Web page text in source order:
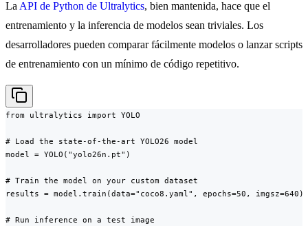
La API de Python de Ultralytics, bien mantenida, hace que el
entrenamiento y la inferencia de modelos sean triviales. Los
desarrolladores pueden comparar fácilmente modelos o lanzar scripts
de entrenamiento con un mínimo de código repetitivo.
from ultralytics import YOLO
# Load the state-of-the-art YOLO26 model
model = YOLO("yolo26n.pt")
# Train the model on your custom dataset
results = model.train(data="coco8.yaml", epochs=50, imgsz=640)
# Run inference on a test image